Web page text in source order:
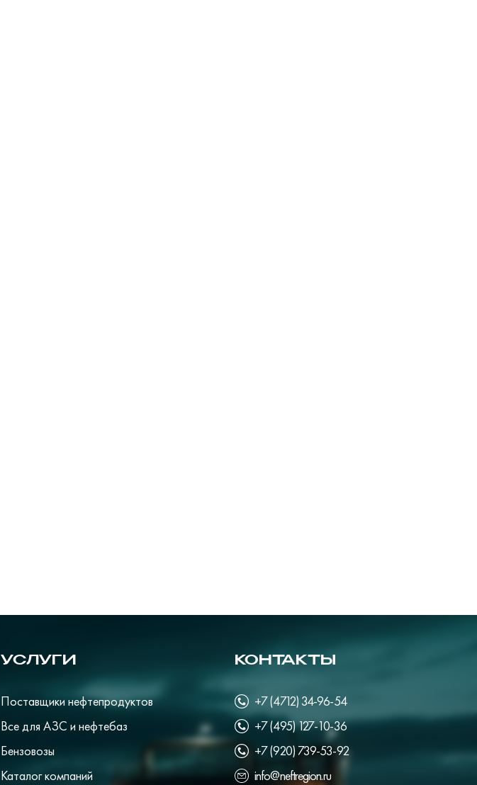
УСЛУГИ
Поставщики нефтепродуктов
Все для АЗС и нефтебаз
Бензовозы
Каталог компаний
КОНТАКТЫ
+7 (4712) 34-96-54
+7 (495) 127-10-36
+7 (920) 739-53-92
info@neftregion.ru